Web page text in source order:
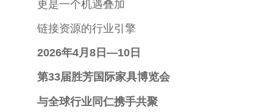
更是一个机遇叠加
链接资源的行业引擎
2026年4月8日—10日
第33届胜芳国际家具博览会
与全球行业同仁携手共聚